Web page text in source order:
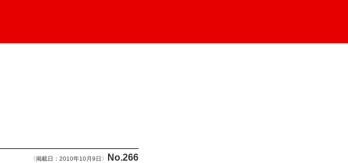
〈掲載日：2010年10月9日〉 No.266